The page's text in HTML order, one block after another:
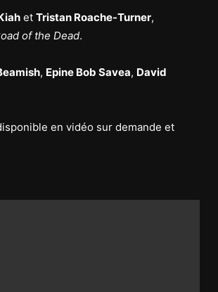
et Tristan Roache-Turner,
of the Dead.
, Epine Bob Savea, David
en vidéo sur demande et